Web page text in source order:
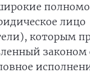
лицо
которым
законом